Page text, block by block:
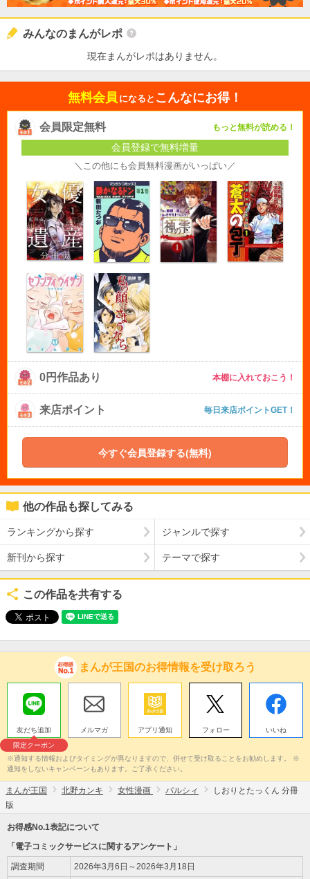
みんなのまんがレポ
現在まんがレポはありません。
無料会員 になると こんなにお得！
会員限定無料 もっと無料が読める！
会員登録で無料増量
＼この他にも会員無料漫画がいっぱい／
0円作品あり 本棚に入れておこう！
来店ポイント 毎日来店ポイントGET！
今すぐ会員登録する(無料)
他の作品も探してみる
ランキングから探す ジャンルで探す
新刊から探す テーマで探す
この作品を共有する
まんが王国のお得情報を受け取ろう
友だち追加
限定クーポン
メルマガ アプリ通知 フォロー いいね
※通知する情報およびタイミングが異なりますので、併せて受け取ることをお勧めします。 ※
通知をしないキャンペーンもあります。ご了承ください。
まんが王国 北野カンキ 女性漫画 パルシィ
しおりとたっくん 分冊
版
お得感No.1表記について
「電子コミックサービスに関するアンケート」
調査期間 2026年3月6日～2026年3月18日